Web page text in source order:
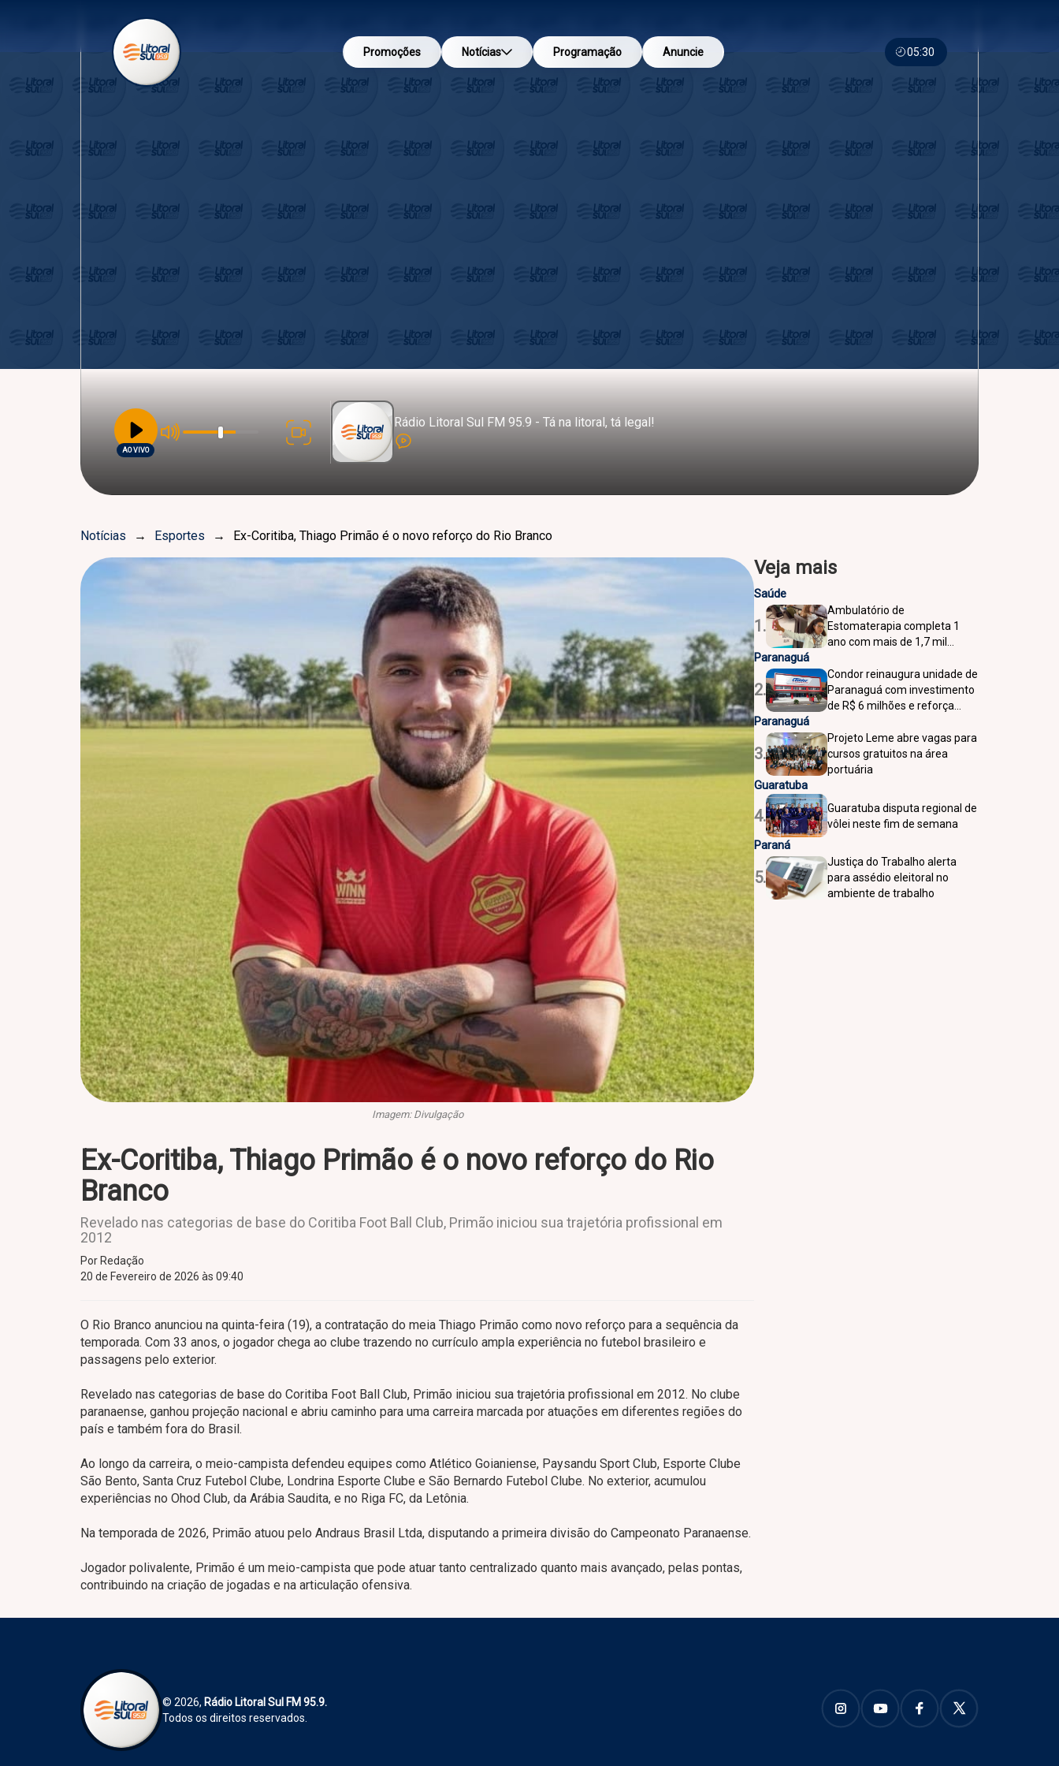
Promoções Notícias Programação Anuncie 05:30
AO VIVO
Rádio Litoral Sul FM 95.9 - Tá na litoral, tá legal!
Notícias → Esportes → Ex-Coritiba, Thiago Primão é o novo reforço do Rio Branco
Imagem: Divulgação
Ex-Coritiba, Thiago Primão é o novo reforço do Rio
Branco
Revelado nas categorias de base do Coritiba Foot Ball Club, Primão iniciou sua trajetória profissional em
2012
Por Redação
20 de Fevereiro de 2026 às 09:40
O Rio Branco anunciou na quinta-feira (19), a contratação do meia Thiago Primão como novo reforço para a sequência da
temporada. Com 33 anos, o jogador chega ao clube trazendo no currículo ampla experiência no futebol brasileiro e
passagens pelo exterior.
Revelado nas categorias de base do Coritiba Foot Ball Club, Primão iniciou sua trajetória profissional em 2012. No clube
paranaense, ganhou projeção nacional e abriu caminho para uma carreira marcada por atuações em diferentes regiões do
país e também fora do Brasil.
Ao longo da carreira, o meio-campista defendeu equipes como Atlético Goianiense, Paysandu Sport Club, Esporte Clube
São Bento, Santa Cruz Futebol Clube, Londrina Esporte Clube e São Bernardo Futebol Clube. No exterior, acumulou
experiências no Ohod Club, da Arábia Saudita, e no Riga FC, da Letônia.
Na temporada de 2026, Primão atuou pelo Andraus Brasil Ltda, disputando a primeira divisão do Campeonato Paranaense.
Jogador polivalente, Primão é um meio-campista que pode atuar tanto centralizado quanto mais avançado, pelas pontas,
contribuindo na criação de jogadas e na articulação ofensiva.
Veja mais
Saúde
1.
Ambulatório de
Estomaterapia completa 1
ano com mais de 1,7 mil
Paraná
Paranaguá
2.
Condor reinaugura unidade de
Paranaguá com investimento
de R$ 6 milhões e reforça
Paranaguá
3.
Projeto Leme abre vagas para
cursos gratuitos na área
portuária
Guaratuba
4.
Guaratuba disputa regional de
vôlei neste fim de semana
Paraná
5.
Justiça do Trabalho alerta
para assédio eleitoral no
ambiente de trabalho
© 2026, Rádio Litoral Sul FM 95.9.
Todos os direitos reservados.